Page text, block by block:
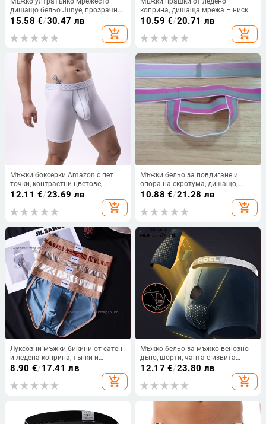
дишащо бельо Junye, прозрачни
секси боксерки тип „слонски
хобот“, разделени с пистолет
15.58 €/30.47 лв
add_shopping_cart
коприна, дишаща мрежа – ниска
талия, едноцветни
10.59 €/20.71 лв
add_shopping_cart
Мъжки боксерки Amazon с пет
точки, контрастни цветове,
ледено копринени, със средна
износване, големи размери
12.11 €/23.69 лв
add_shopping_cart
Мъжки бельо за повдигане и
опора на скротума, дишащо,
антибактериално, еластичен
10.88 €/21.28 лв
add_shopping_cart
Луксозни мъжки бикини от сатен
и ледена коприна, тънки и
дишащи за лято, модерен стил
8.90 €/17.41 лв
add_shopping_cart
Мъжко бельо за мъжко венозно
дъно, шорти, чанта с извита
боксерска глава, разделяне на
12.17 €/23.80 лв
add_shopping_cart